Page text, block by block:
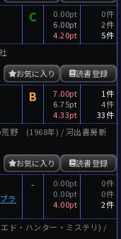
C
0.00pt
6.00pt
4.20pt
0件
2件
5件
読書登録
お気に入り
B
7.00pt
6.75pt
4.33pt
1件
4件
33件
荒野 (1968年) / 河出書房新
読書登録
お気に入り
ラ
-
0.00pt
0.00pt
4.00pt
0件
0件
2件
ド・ハンター・ミステリ) /